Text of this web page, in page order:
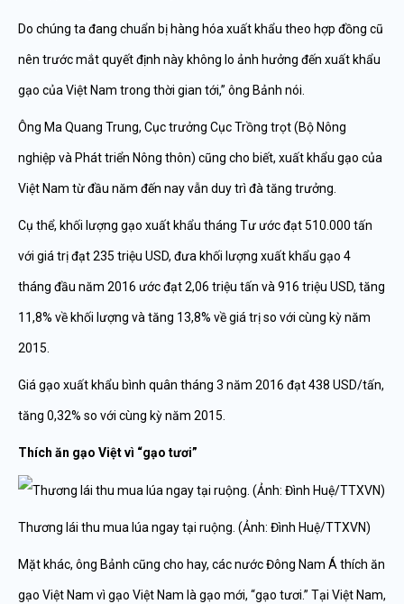
Do chúng ta đang chuẩn bị hàng hóa xuất khẩu theo hợp đồng cũ
nên trước mắt quyết định này không lo ảnh hưởng đến xuất khẩu
gạo của Việt Nam trong thời gian tới,” ông Bảnh nói.
Ông Ma Quang Trung, Cục trưởng Cục Trồng trọt (Bộ Nông
nghiệp và Phát triển Nông thôn) cũng cho biết, xuất khẩu gạo của
Việt Nam từ đầu năm đến nay vẫn duy trì đà tăng trưởng.
Cụ thể, khối lượng gạo xuất khẩu tháng Tư ước đạt 510.000 tấn
với giá trị đạt 235 triệu USD, đưa khối lượng xuất khẩu gạo 4
tháng đầu năm 2016 ước đạt 2,06 triệu tấn và 916 triệu USD, tăng
11,8% về khối lượng và tăng 13,8% về giá trị so với cùng kỳ năm
2015.
Giá gạo xuất khẩu bình quân tháng 3 năm 2016 đạt 438 USD/tấn,
tăng 0,32% so với cùng kỳ năm 2015.
Thích ăn gạo Việt vì “gạo tươi”
Thương lái thu mua lúa ngay tại ruộng. (Ảnh: Đình Huệ/TTXVN)
Mặt khác, ông Bảnh cũng cho hay, các nước Đông Nam Á thích ăn
gạo Việt Nam vì gạo Việt Nam là gạo mới, “gạo tươi.” Tại Việt Nam,